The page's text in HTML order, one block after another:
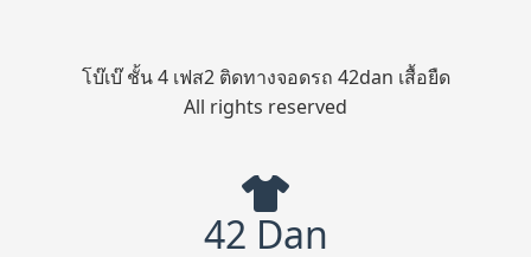
โบ๊เบ๊ ชั้น 4 เฟส2 ติดทางจอดรถ 42dan เสื้อยืด
All rights reserved
42 Dan